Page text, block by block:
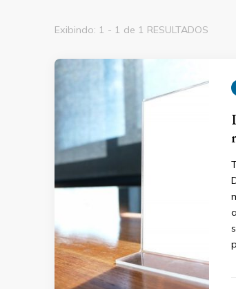
Exibindo: 1 - 1 de 1 RESULTADOS